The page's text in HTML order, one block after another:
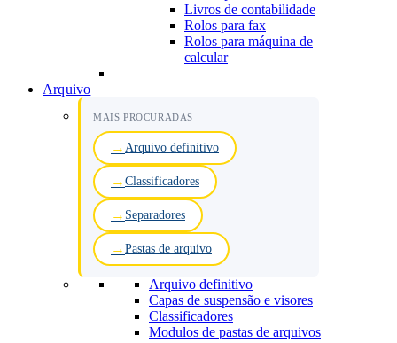
Livros de contabilidade
Rolos para fax
Rolos para máquina de
calcular
Arquivo
MAIS PROCURADAS
Arquivo definitivo
Classificadores
Separadores
Pastas de arquivo
Arquivo definitivo
Capas de suspensão e visores
Classificadores
Modulos de pastas de arquivos